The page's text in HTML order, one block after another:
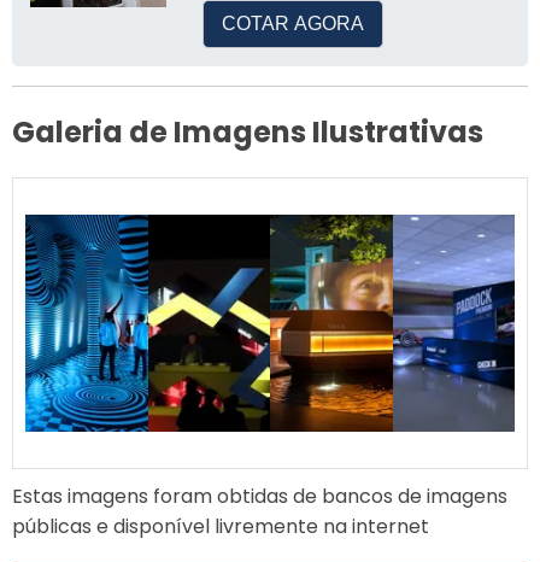
acrílico, que supera o
esmalte sintético,
qualidade, similar à pintura
eletrostática. Além disso,
disponibilizamos lonas
opções de placas de
policarbonato alveolar ou
compactas, telhas
sanduíche e telas de
sombreamento. Opções
manuais ou motorizadas.
Sempre selecionamos os
melhores materiais do
excelência e a
confiabilidade dos nossos
produtos, atendendo às
COTAR AGORA
Galeria de Imagens Ilustrativas
Estas imagens foram obtidas de bancos de imagens
públicas e disponível livremente na internet